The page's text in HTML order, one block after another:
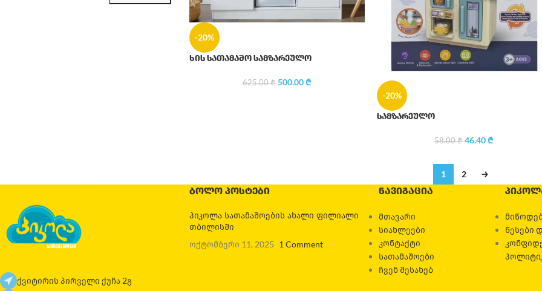
-20%
ხის სათამაშო სამზარეულო
625.00₾ 500.00₾
-20%
სამზარეულო
58.00₾ 46.40₾
1 2 →
ქვიტირის პირველი ქუჩა 2გ
ᲑᲝᲚᲝ ᲞᲝᲡᲢᲔᲑᲘ
პიკოლა სათამაშოების ახალი ფილიალი
თბილისში
ოქტომბერი 11, 2025 1 Comment
ᲜᲐᲕᲘᲒᲐᲪᲘᲐ
მთავარი
სიახლეები
კონტაქტი
სათამაშოები
ჩვენ შესახებ
წესები